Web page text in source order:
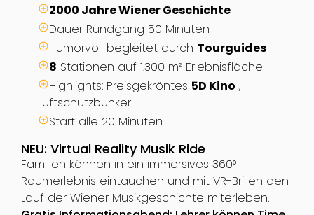
2000 Jahre Wiener Geschichte
Dauer Rundgang 50 Minuten
Humorvoll begleitet durch Tourguides
8 Stationen auf 1.300 m² Erlebnisfläche
Highlights: Preisgekröntes 5D Kino ,
Luftschutzbunker
Start alle 20 Minuten
NEU: Virtual Reality Musik Ride
Familien können in ein immersives 360°
Raumerlebnis eintauchen und mit VR-Brillen den
Lauf der Wiener Musikgeschichte miterleben.